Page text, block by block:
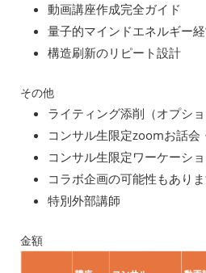
動画講座作成完全ガイド
量子的マインドエネルギー
構造刷新のリピート設計
その他
ライティング添削（オプショ
コンサル生限定zoomお話会
コンサル生限定ワーケーシ
コラボ企画の可能性もあり
特別外部講師
金額